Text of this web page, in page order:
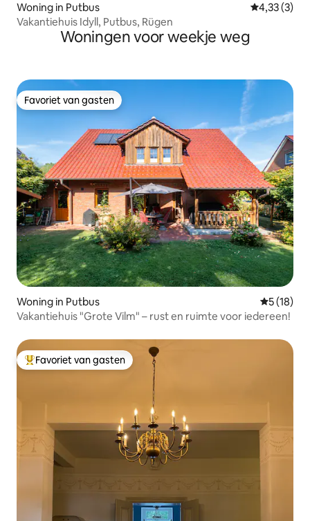
Woning in Putbus
4,33 (3)
Vakantiehuis Idyll, Putbus, Rügen
Woningen voor weekje weg
Favoriet van gasten
Favoriet van gasten
Woning in Putbus
5 (18)
Vakantiehuis "Grote Vilm" – rust en ruimte voor iedereen!
Topfavoriet van gasten
Favoriet van gasten